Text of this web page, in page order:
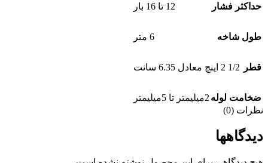
حداکثر فشار 12 تا 16 بار
طول شاخه 6 متر
قطر 1/2 2 اینچ معادل 6.35 سانت
ضخامت لوله 2میلیمتر تا 5میلیمتر
نظرات (0)
دیدگاهها